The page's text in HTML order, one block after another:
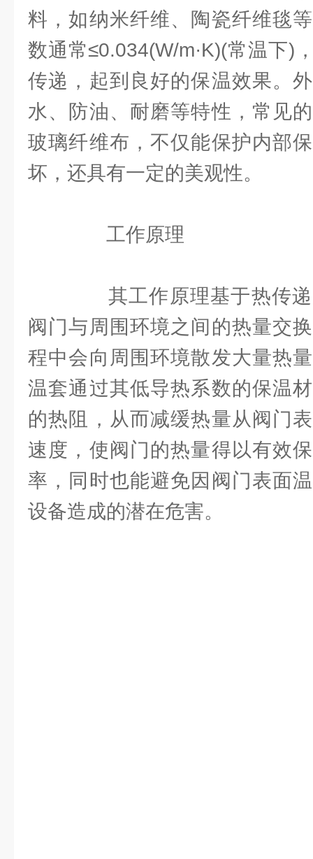
料，如纳米纤维、陶瓷纤维毯
数通常≤0.034(W/m·K)(常温下)
传递，起到良好的保温效果。
水、防油、耐磨等特性，常见
玻璃纤维布，不仅能保护内部
坏，还具有一定的美观性。
工作原理
其工作原理基于热传递
阀门与周围环境之间的热量交
程中会向周围环境散发大量热
温套通过其低导热系数的保温
的热阻，从而减缓热量从阀门
速度，使阀门的热量得以有效
率，同时也能避免因阀门表面
设备造成的潜在危害。